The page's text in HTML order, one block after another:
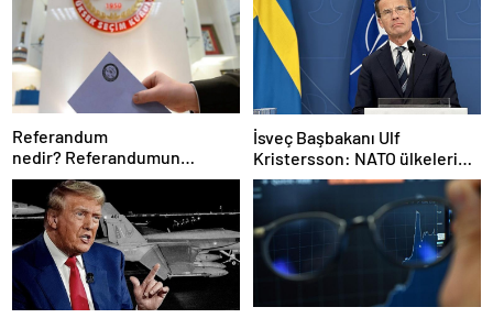
Referandum
nedir? Referandumun
yapılma nedenleri
İsveç Başbakanı Ulf
Kristersson: NATO ülkeleri
savunma harcamalarını
artıracak